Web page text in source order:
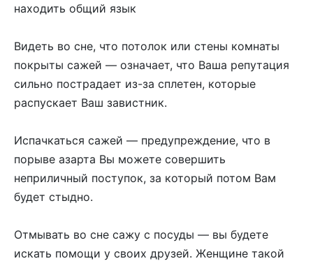
находить общий язык
Видеть во сне, что потолок или стены комнаты
покрыты сажей — означает, что Ваша репутация
сильно пострадает из-за сплетен, которые
распускает Ваш завистник.
Испачкаться сажей — предупреждение, что в
порыве азарта Вы можете совершить
неприличный поступок, за который потом Вам
будет стыдно.
Отмывать во сне сажу с посуды — вы будете
искать помощи у своих друзей. Женщине такой